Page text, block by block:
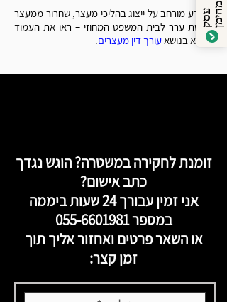
למידע מורחב על ייצוג בהליכי מעצר, שחרור ממעצר
והגשת ערר לבית המשפט המחוזי – ראו את העמוד
המלא בנושאעורך דין מעצרים.
זומנת לחקירה במשטרה? הוגש נגדך
כתב אישום?
אני זמין עבורך 24 שעות ביממה
במספר055-6601981
או השאר פרטים ואחזור אליך תוך
זמן קצר:
ע
ס
ק מ ה
י
מ ן